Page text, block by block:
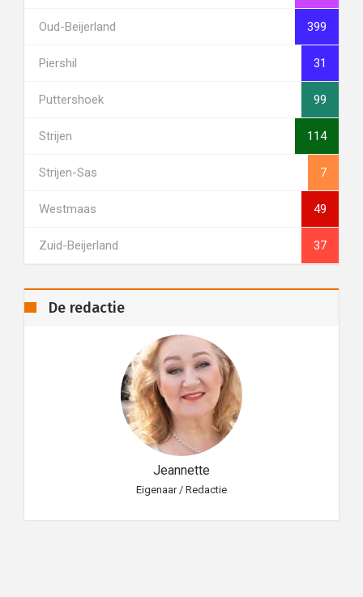
Oud-Beijerland 399
Piershil 31
Puttershoek 99
Strijen 114
Strijen-Sas 7
Westmaas 49
Zuid-Beijerland 37
De redactie
Jeannette
Eigenaar / Redactie